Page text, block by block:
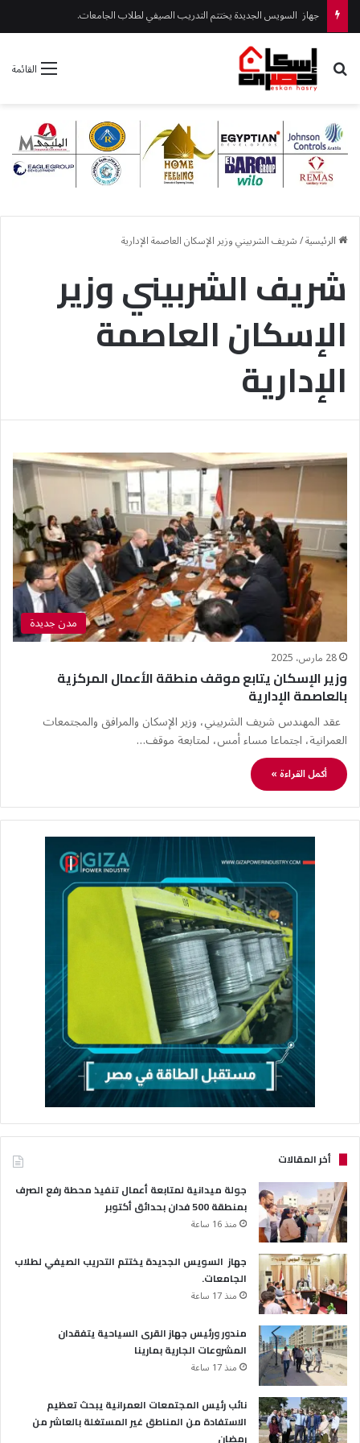
جهاز السويس الجديدة يختتم التدريب الصيفي لطلاب الجامعات.
القائمة بحث عن
الرئيسية/شريف الشربيني وزير الإسكان العاصمة الإدارية
شريف الشربيني وزير
الإسكان العاصمة
الإدارية
مدن جديدة
28 مارس، 2025
وزير الإسكان يتابع موقف منطقة الأعمال المركزية
بالعاصمة الإدارية
عقد المهندس شريف الشربيني، وزير الإسكان والمرافق والمجتمعات
العمرانية، اجتماعا مساء أمس، لمتابعة موقف…
أكمل القراءة »
أخر المقالات
جولة ميدانية لمتابعة أعمال تنفيذ محطة رفع الصرف
بمنطقة 500 فدان بحدائق أكتوبر
منذ 16 ساعة
جهاز السويس الجديدة يختتم التدريب الصيفي لطلاب
الجامعات.
منذ 17 ساعة
مندور ورئيس جهاز القرى السياحية يتفقدان
المشروعات الجارية بمارينا
منذ 17 ساعة
نائب رئيس المجتمعات العمرانية يبحث تعظيم
الاستفادة من المناطق غير المستغلة بالعاشر من
رمضان